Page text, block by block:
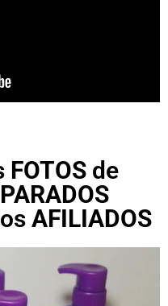
FOTOSde
AFILIADOS